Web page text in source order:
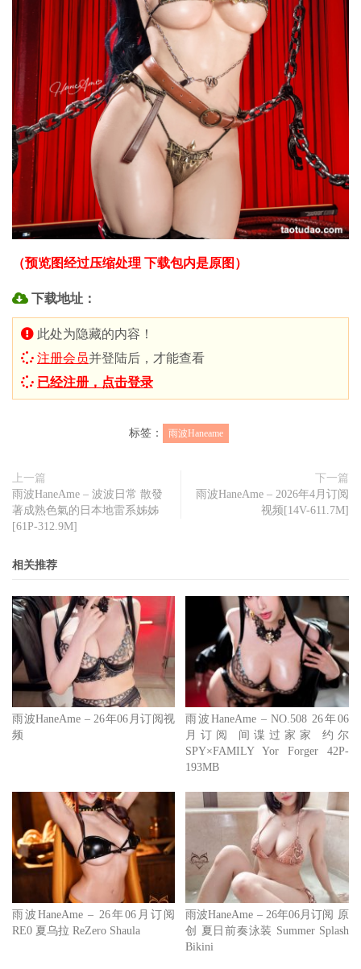
（预览图经过压缩处理 下载包内是原图）
下载地址：
此处为隐藏的内容！
注册会员并登陆后，才能查看
已经注册，点击登录
标签： 雨波Haneame
上一篇
雨波HaneAme – 波波日常 散發
著成熟色氣的日本地雷系姊姊
[61P-312.9M]
下一篇
雨波HaneAme – 2026年4月订阅
视频[14V-611.7M]
相关推荐
雨波HaneAme – 26年06月订阅视
频
雨波HaneAme – NO.508 26年06
月订阅 间谍过家家 约尔
SPY×FAMILY Yor Forger 42P-
193MB
雨波HaneAme – 26年06月订阅
RE0 夏乌拉 ReZero Shaula
雨波HaneAme – 26年06月订阅 原
创 夏日前奏泳装 Summer Splash
Bikini